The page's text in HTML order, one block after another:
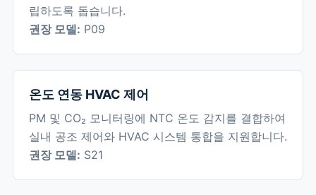
립하도록 돕습니다.
권장 모델: P09
온도 연동 HVAC 제어
PM 및 CO₂ 모니터링에 NTC 온도 감지를 결합하여
실내 공조 제어와 HVAC 시스템 통합을 지원합니다.
권장 모델: S21